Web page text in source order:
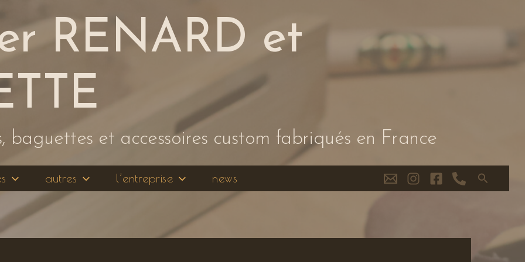
RENARD et
baguettes et accessoires custom fabriqués en France
autres l’entreprise news Rechercher